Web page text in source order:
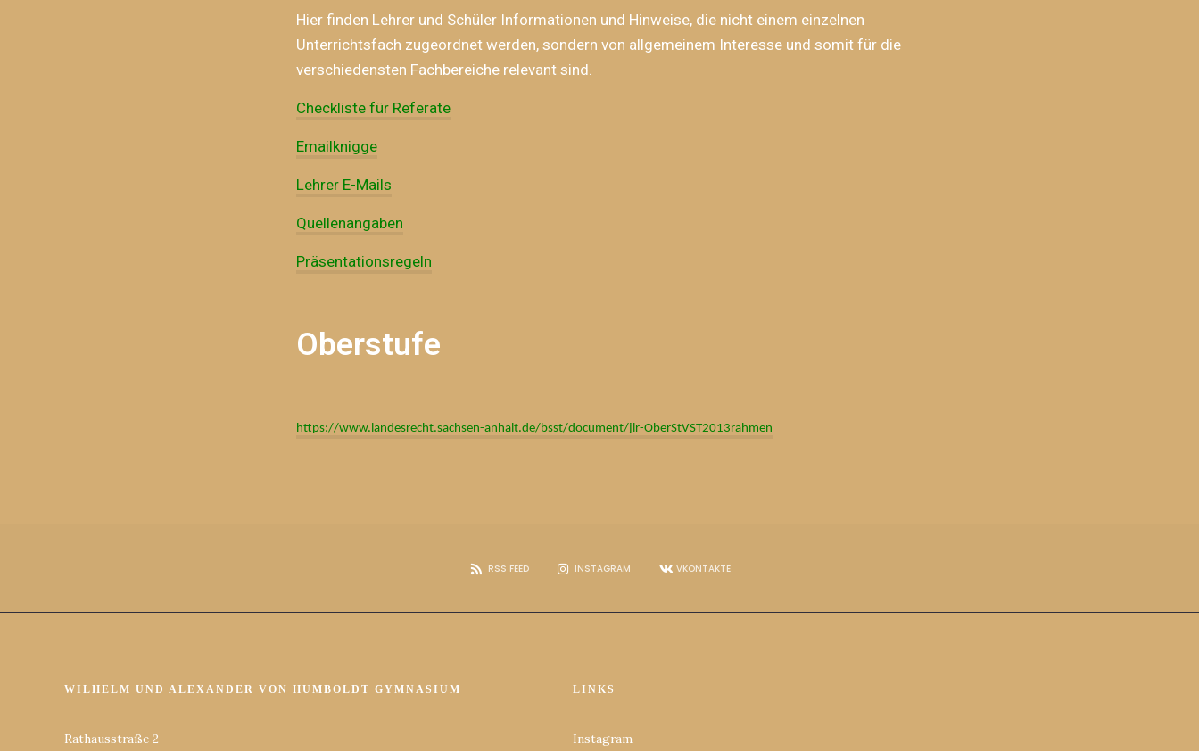
Hier finden Lehrer und Schüler Informationen und Hinweise, die nicht einem einzelnen
Unterrichtsfach zugeordnet werden, sondern von allgemeinem Interesse und somit für die
verschiedensten Fachbereiche relevant sind.
Checkliste für Referate
Emailknigge
Lehrer E-Mails
Quellenangaben
Präsentationsregeln
Oberstufe
https://www.landesrecht.sachsen-anhalt.de/bsst/document/jlr-OberStVST2013rahmen
RSS FEED INSTAGRAM VKONTAKTE
WILHELM UND ALEXANDER VON HUMBOLDT GYMNASIUM
Rathausstraße 2
LINKS
Instagram